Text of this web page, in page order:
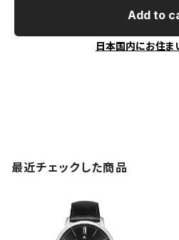
Add to
日本国内にお住ま
最近チェックした商品